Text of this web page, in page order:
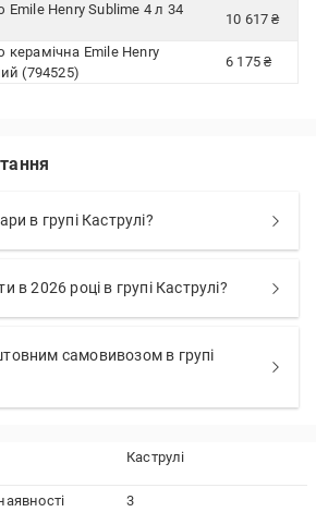
Henry Sublime 4 л 34
10 617 ₴
Emile Henry
(794525)
6 175 ₴
в групі Каструлі?
в 2026 році в групі Каструлі?
самовивозом в групі
Каструлі
3